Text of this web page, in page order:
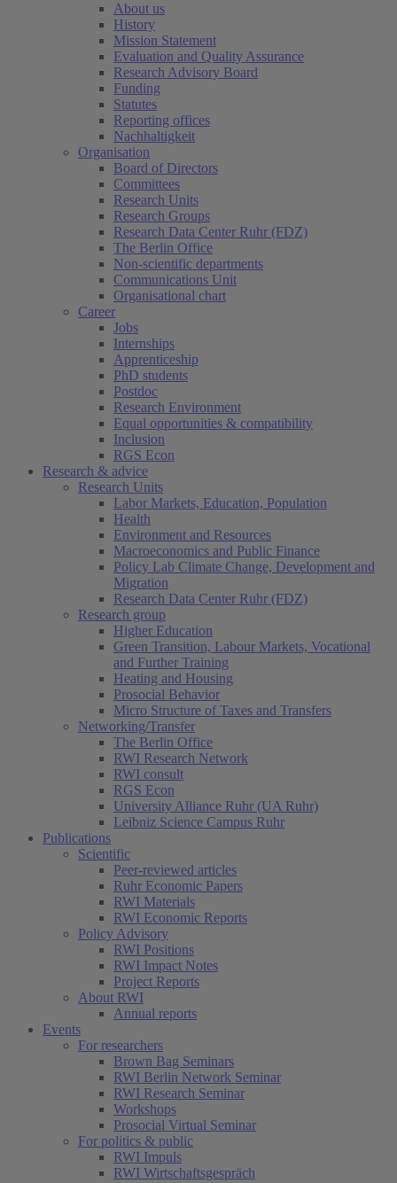
About us
History
Mission Statement
Evaluation and Quality Assurance
Research Advisory Board
Funding
Statutes
Reporting offices
Nachhaltigkeit
Organisation
Board of Directors
Committees
Research Units
Research Groups
Research Data Center Ruhr (FDZ)
The Berlin Office
Non-scientific departments
Communications Unit
Organisational chart
Career
Jobs
Internships
Apprenticeship
PhD students
Postdoc
Research Environment
Equal opportunities & compatibility
Inclusion
RGS Econ
Research & advice
Research Units
Labor Markets, Education, Population
Health
Environment and Resources
Macroeconomics and Public Finance
Policy Lab Climate Change, Development and
Migration
Research Data Center Ruhr (FDZ)
Research group
Higher Education
Green Transition, Labour Markets, Vocational
and Further Training
Heating and Housing
Prosocial Behavior
Micro Structure of Taxes and Transfers
Networking/Transfer
The Berlin Office
RWI Research Network
RWI consult
RGS Econ
University Alliance Ruhr (UA Ruhr)
Leibniz Science Campus Ruhr
Publications
Scientific
Peer-reviewed articles
Ruhr Economic Papers
RWI Materials
RWI Economic Reports
Policy Advisory
RWI Positions
RWI Impact Notes
Project Reports
About RWI
Annual reports
Events
For researchers
Brown Bag Seminars
RWI Berlin Network Seminar
RWI Research Seminar
Workshops
Prosocial Virtual Seminar
For politics & public
RWI Impuls
RWI Wirtschaftsgespräch